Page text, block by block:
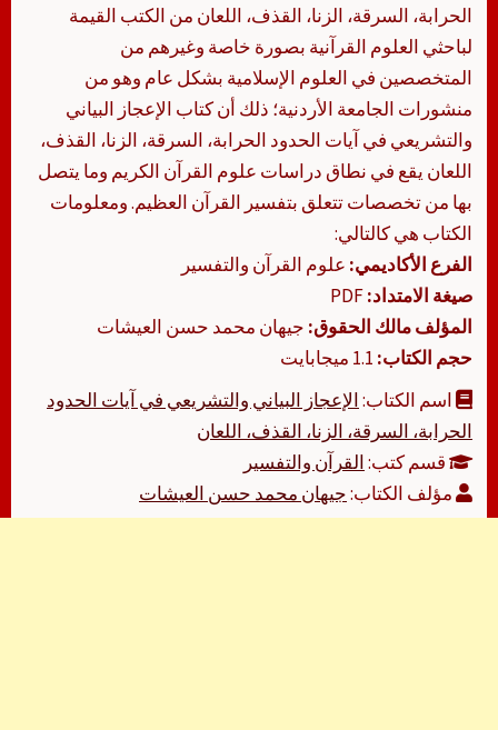
الحرابة، السرقة، الزنا، القذف، اللعان من الكتب القيمة
لباحثي العلوم القرآنية بصورة خاصة وغيرهم من
المتخصصين في العلوم الإسلامية بشكل عام وهو من
منشورات الجامعة الأردنية؛ ذلك أن كتاب الإعجاز البياني
والتشريعي في آيات الحدود الحرابة، السرقة، الزنا، القذف،
اللعان يقع في نطاق دراسات علوم القرآن الكريم وما يتصل
بها من تخصصات تتعلق بتفسير القرآن العظيم. ومعلومات
الكتاب هي كالتالي:
الفرع الأكاديمي: علوم القرآن والتفسير
صيغة الامتداد:
المؤلف مالك الحقوق: جيهان محمد حسن العيشات
حجم الكتاب:
اسم الكتاب:الإعجاز البياني والتشريعي في آيات الحدود
الحرابة، السرقة، الزنا، القذف، اللعان
قسم كتب:القرآن والتفسير
مؤلف الكتاب:جيهان محمد حسن العيشات